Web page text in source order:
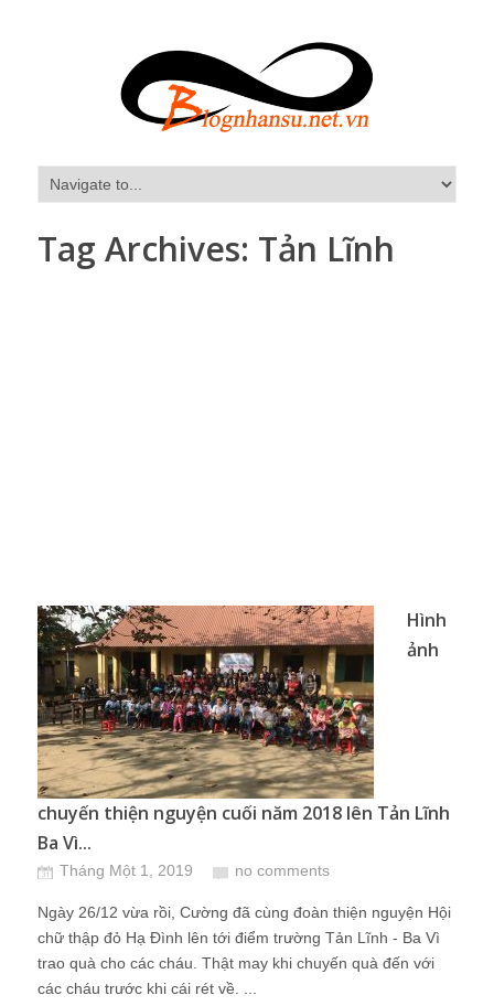
Tag Archives: Tản Lĩnh
Hình
ảnh
chuyến thiện nguyện cuối năm 2018 lên Tản Lĩnh
Ba Vì...
Tháng Một 1, 2019 no comments
Ngày 26/12 vừa rồi, Cường đã cùng đoàn thiện nguyện Hội
chữ thập đỏ Hạ Đình lên tới điểm trường Tản Lĩnh - Ba Vì
trao quà cho các cháu. Thật may khi chuyến quà đến với
các cháu trước khi cái rét về. ...